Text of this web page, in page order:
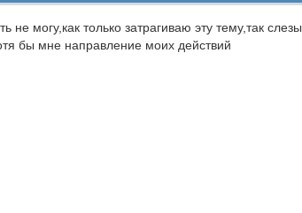
могу,как только затрагиваю эту тему,так слезы
бы мне направление моих действий